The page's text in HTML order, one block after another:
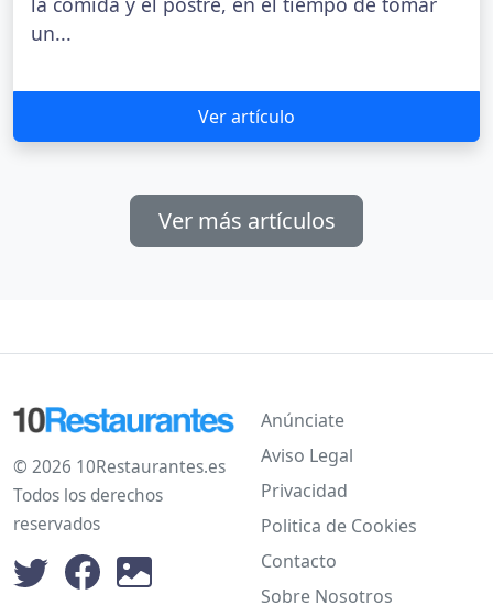
un...
Ver artículo
Ver más artículos
© 2026 10Restaurantes.es
Todos los derechos
reservados
Anúnciate
Aviso Legal
Privacidad
Politica de Cookies
Contacto
Sobre Nosotros